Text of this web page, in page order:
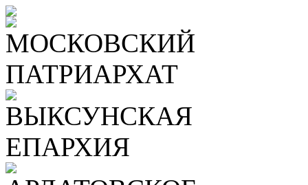
МОСКОВСКИЙ
ПАТРИАРХАТ
ВЫКСУНСКАЯ
ЕПАРХИЯ